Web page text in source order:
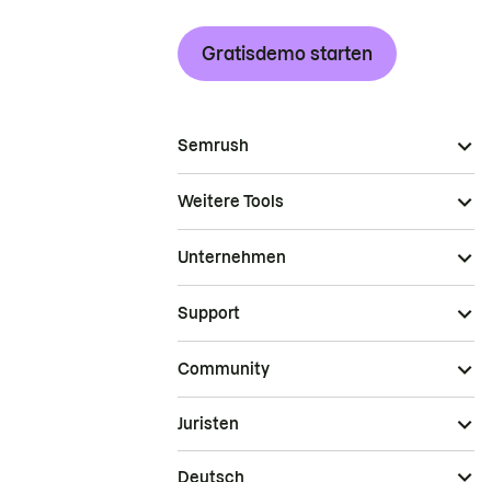
Gratisdemo starten
Semrush
Weitere Tools
Unternehmen
Support
Community
Juristen
Deutsch